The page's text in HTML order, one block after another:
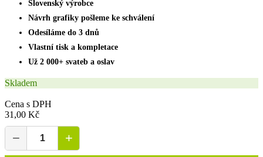
Slovenský výrobce
Návrh grafiky pošleme ke schválení
Odesíláme do 3 dnů
Vlastní tisk a kompletace
Už 2 000+ svateb a oslav
Skladem
Cena s DPH
31,00 Kč
− +